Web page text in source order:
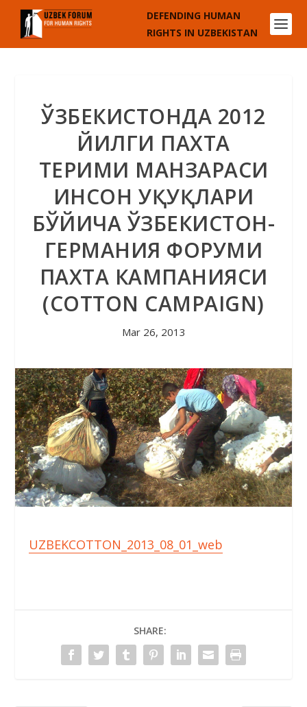
DEFENDING HUMAN
RIGHTS IN UZBEKISTAN
ЎЗБЕКИСТОНДА 2012
ЙИЛГИ ПАХТА
ТЕРИМИ МАНЗАРАСИ
ИНСОН ҲУҚУҚЛАРИ
БЎЙИЧА ЎЗБЕКИСТОН-
ГЕРМАНИЯ ФОРУМИ
ПАХТА КАМПАНИЯСИ
(COTTON CAMPAIGN)
Mar 26, 2013
UZBEKCOTTON_2013_08_01_web
SHARE: